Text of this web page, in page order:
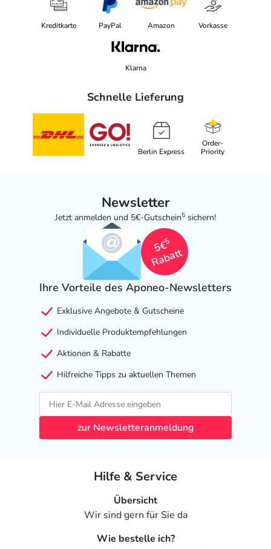
Kreditkarte PayPal Amazon Vorkasse
Klarna
Schnelle Lieferung
Berlin Express
Order-
Priority
Newsletter
Jetzt anmelden und 5€-Gutschein5 sichern!
5€
5
Rabatt
Ihre Vorteile des Aponeo-Newsletters
Exklusive Angebote & Gutscheine
Individuelle Produktempfehlungen
Aktionen & Rabatte
Hilfreiche Tipps zu aktuellen Themen
zur Newsletteranmeldung
Hilfe & Service
Übersicht
Wir sind gern für Sie da
Wie bestelle ich?